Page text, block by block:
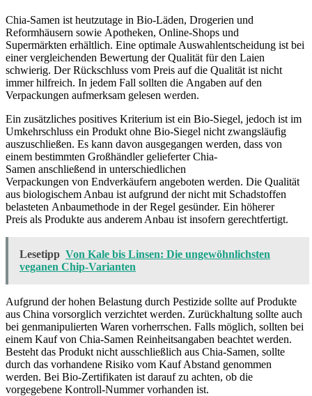
Chia-Samen ist heutzutage in Bio-Läden, Drogerien und
Reformhäusern sowie Apotheken, Online-Shops und
Supermärkten erhältlich. Eine optimale Auswahlentscheidung ist bei
einer vergleichenden Bewertung der Qualität für den Laien
schwierig. Der Rückschluss vom Preis auf die Qualität ist nicht
immer hilfreich. In jedem Fall sollten die Angaben auf den
Verpackungen aufmerksam gelesen werden.
Ein zusätzliches positives Kriterium ist ein Bio-Siegel, jedoch ist im
Umkehrschluss ein Produkt ohne Bio-Siegel nicht zwangsläufig
auszuschließen. Es kann davon ausgegangen werden, dass von
einem bestimmten Großhändler gelieferter Chia-
Samen anschließend in unterschiedlichen
Verpackungen von Endverkäufern angeboten werden. Die Qualität
aus biologischem Anbau ist aufgrund der nicht mit Schadstoffen
belasteten Anbaumethode in der Regel gesünder. Ein höherer
Preis als Produkte aus anderem Anbau ist insofern gerechtfertigt.
Lesetipp Von Kale bis Linsen: Die ungewöhnlichsten
veganen Chip-Varianten
Aufgrund der hohen Belastung durch Pestizide sollte auf Produkte
aus China vorsorglich verzichtet werden. Zurückhaltung sollte auch
bei genmanipulierten Waren vorherrschen. Falls möglich, sollten bei
einem Kauf von Chia-Samen Reinheitsangaben beachtet werden.
Besteht das Produkt nicht ausschließlich aus Chia-Samen, sollte
durch das vorhandene Risiko vom Kauf Abstand genommen
werden. Bei Bio-Zertifikaten ist darauf zu achten, ob die
vorgegebene Kontroll-Nummer vorhanden ist.